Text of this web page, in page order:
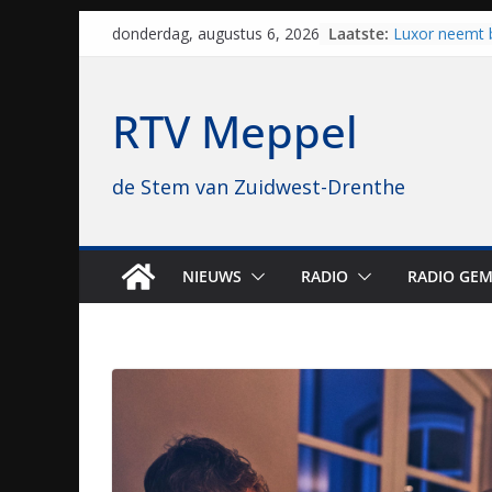
donderdag, augustus 6, 2026 Laatste: Luxor neemt
van vissport:
regio is goed
Al dertig jaar
RTV Meppel
de Stem van Zuidwest-Drenthe
NIEUWS RADIO RADIO